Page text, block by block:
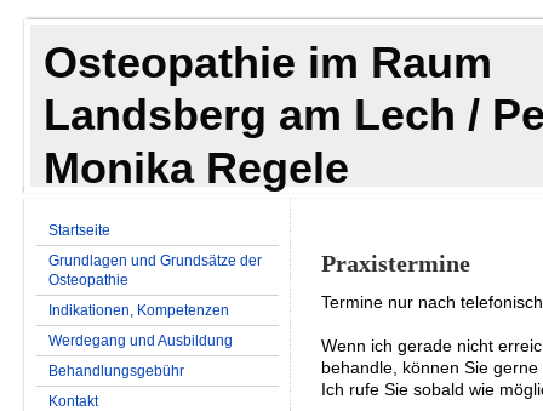
Osteopathie im Raum
Landsberg am Lech /
Monika Regele
Startseite
Grundlagen und Grundsätze der
Osteopathie
Indikationen, Kompetenzen
Werdegang und Ausbildung
Behandlungsgebühr
Kontakt
Praxistermine
Termine nur nach
Wenn ich gerade nicht
behandle, können Sie
Ich rufe Sie sobald wie